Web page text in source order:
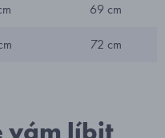
69 cm
72 cm